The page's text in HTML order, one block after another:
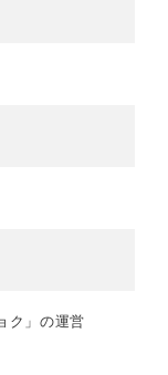
ク」の運営